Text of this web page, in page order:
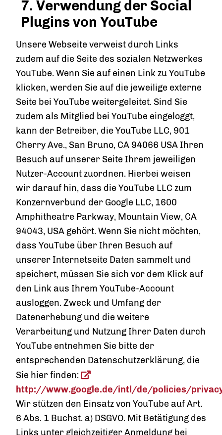
7. Verwendung der Social
Plugins von YouTube
Unsere Webseite verweist durch Links
zudem auf die Seite des sozialen Netzwerkes
YouTube. Wenn Sie auf einen Link zu YouTube
klicken, werden Sie auf die jeweilige externe
Seite bei YouTube weitergeleitet. Sind Sie
zudem als Mitglied bei YouTube eingeloggt,
kann der Betreiber, die YouTube LLC, 901
Cherry Ave., San Bruno, CA 94066 USA Ihren
Besuch auf unserer Seite Ihrem jeweiligen
Nutzer-Account zuordnen. Hierbei weisen
wir darauf hin, dass die YouTube LLC zum
Konzernverbund der Google LLC, 1600
Amphitheatre Parkway, Mountain View, CA
94043, USA gehört. Wenn Sie nicht möchten,
dass YouTube über Ihren Besuch auf
unserer Internetseite Daten sammelt und
speichert, müssen Sie sich vor dem Klick auf
den Link aus Ihrem YouTube-Account
ausloggen. Zweck und Umfang der
Datenerhebung und die weitere
Verarbeitung und Nutzung Ihrer Daten durch
YouTube entnehmen Sie bitte der
entsprechenden Datenschutzerklärung, die
Sie hier finden:
http://www.google.de/intl/de/policies/
Wir stützen den Einsatz von YouTube auf Art.
6 Abs. 1 Buchst. a) DSGVO. Mit Betätigung des
Links unter gleichzeitiger Anmeldung bei